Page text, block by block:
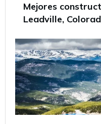
Mejores
Leadville,